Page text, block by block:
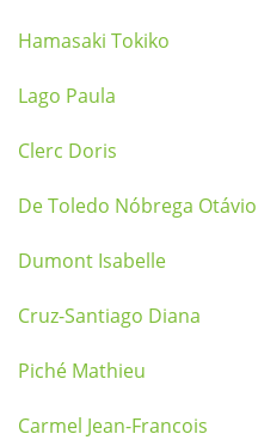
Hamasaki Tokiko
Lago Paula
Clerc Doris
De Toledo Nóbrega Otávio
Dumont Isabelle
Cruz-Santiago Diana
Piché Mathieu
Carmel Jean-Francois